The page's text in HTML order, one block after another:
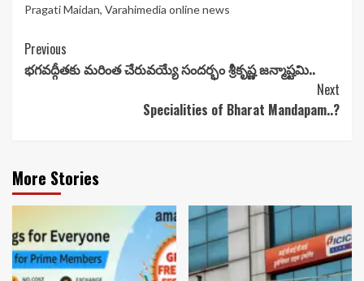
Pragati Maidan, Varahimedia online news
Continue
Reading
Previous
భగవద్గీతకు మరింత చేరువయ్యే సందర్భం శ్రీకృష్ణ జన్మాష్టమి..
Next
Specialities of Bharat Mandapam..?
More Stories